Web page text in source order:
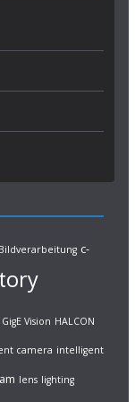
Bildverarbeitung c-
GigE Vision HALCON
camera intelligent
lens lighting